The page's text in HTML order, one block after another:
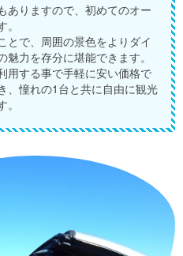
ありますので、初めてのオー
とで、周囲の景色をよりダイ
力を存分に堪能できます。
用する事で手軽に安い価格で
、憧れの1台と共に自由に観光